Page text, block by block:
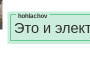
hohlachov
Это и